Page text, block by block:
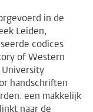
in de
Leiden,
codices
of Western
handschriften
een makkelijk
naar de